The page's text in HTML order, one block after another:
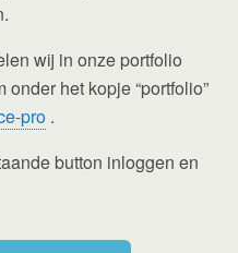
wij in onze portfolio
het kopje “portfolio”
pro .
button inloggen en